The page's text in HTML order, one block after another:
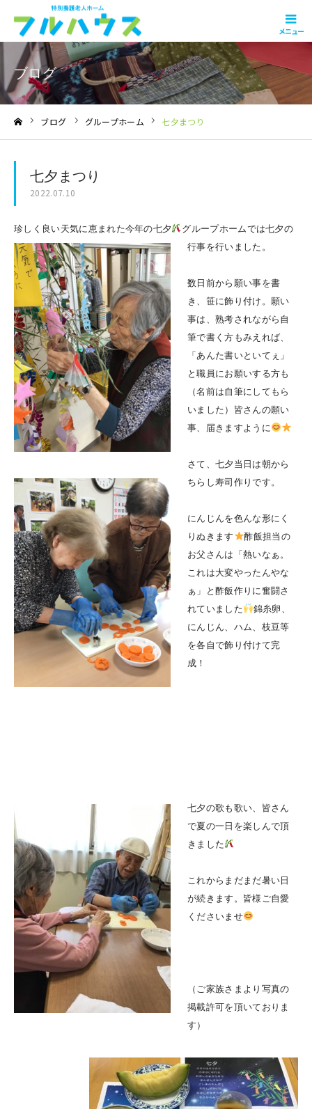
メニュー
ブログ
ブログ グループホーム 七夕まつり
七夕まつり
2022.07.10
珍しく良い天気に恵まれた今年の七夕
グループホームでは七夕の
行事を行いました。
数日前から願い事を書
き、笹に飾り付け。願い
事は、熟考されながら自
筆で書く方もみえれば、
「あんた書いといてぇ」
と職員にお願いする方も
（名前は自筆にしてもら
いました）皆さんの願い
事、届きますように
さて、七夕当日は朝から
ちらし寿司作りです。
にんじんを色んな形にく
りぬきます
酢飯担当の
お父さんは「熱いなぁ。
これは大変やったんやな
ぁ」と酢飯作りに奮闘さ
れていました
錦糸卵、
にんじん、ハム、枝豆等
を各自で飾り付けて完
成！
七夕の歌も歌い、皆さん
で夏の一日を楽しんで頂
きました
これからまだまだ暑い日
が続きます。皆様ご自愛
くださいませ
（ご家族さまより写真の
掲載許可を頂いておりま
す）